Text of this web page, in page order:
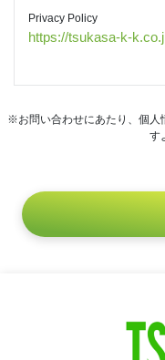
Privacy Policy
https://tsukasa-k-
※お問い合わせにあたり、個人
す